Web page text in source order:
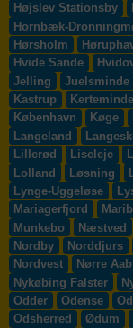
Højslev Stationsby
Hornbæk-
Hørsholm
Hvide Sande
Jelling
Juelsminde
Kastrup
Kerteminde
København
Køge
Langeland
Lillerød
Liseleje
Lolland
Løsning
Lynge-Uggeløse
Mariagerfjord
Munkebo
Næstved
Nordby
Norddjurs
Nordvest
Nørre
Nykøbing Falster
Odder
Odense
Odsherred
Ødum